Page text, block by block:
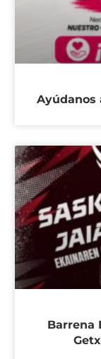
Ayúdanos
Barrena